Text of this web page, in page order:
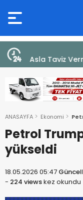
ÜSTEL:
ANASAYFA Ekonomi
Petrol
yükseldi
18.05.2026 05:47
- 224 viewskez okundu